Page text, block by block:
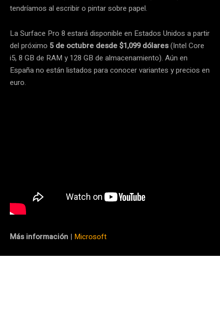
tendríamos al escribir o pintar sobre papel.
La Surface Pro 8 estará disponible en Estados Unidos a partir
del próximo 5 de octubre desde $1,099 dólares(Intel Core
i5, 8 GB de RAM y 128 GB de almacenamiento). Aún en
España no están listados para conocer variantes y precios en
euro.
Más información | Microsoft